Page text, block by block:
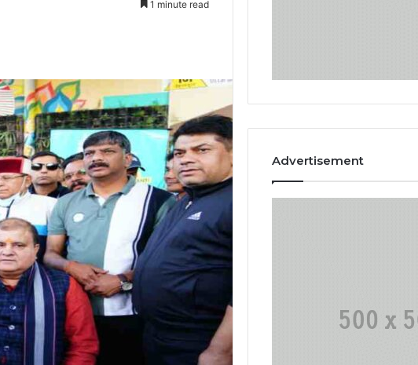
1 minute read
Advertisement